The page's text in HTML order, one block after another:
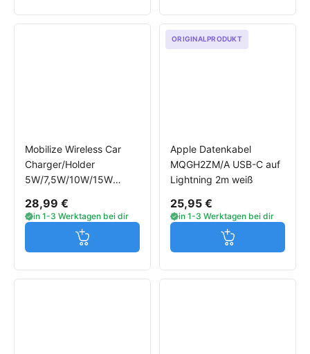
Mobilize Wireless Car
Charger/Holder
5W/7,5W/10W/15W
28,99 €
in 1-3 Werktagen bei dir
Jetzt in den Warenkorb
ORIGINALPRODUKT
Apple Datenkabel
MQGH2ZM/A USB-C auf
Lightning 2m weiß
25,95 €
in 1-3 Werktagen bei dir
Jetzt in den